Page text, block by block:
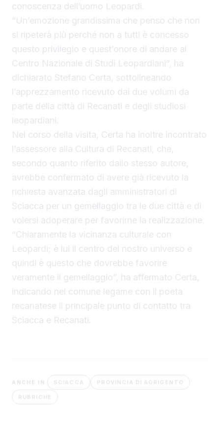
conoscenza dell’uomo Leopardi.
“Un’emozione grandissima che penso che non
si ripeterà più perché non a tutti è concesso
questo privilegio e quest’onore di andare al
Centro Nazionale di Studi Leopardiani”, ha
dichiarato Stefano Certa, sottolineando
l’apprezzamento ricevuto dai due volumi da
parte della città di Recanati e degli studiosi
leopardiani.
Nel corso della visita, Certa ha inoltre incontrato
l’assessore alla Cultura di Recanati, che,
secondo quanto riferito dallo stesso autore,
avrebbe confermato di avere già ricevuto la
richiesta avanzata dagli amministratori di
Sciacca per un gemellaggio tra le due città e di
volersi adoperare per favorirne la realizzazione.
“Chiaramente la vicinanza culturale con
Leopardi; è lui il centro del nostro universo e
quindi è questo che dovrebbe favorire
veramente il gemellaggio”, ha affermato Certa,
indicando nel comune legame con il poeta
recanatese il principale punto di contatto tra
Sciacca e Recanati.
ANCHE IN SCIACCA PROVINCIA DI AGRIGENTO
RUBRICHE